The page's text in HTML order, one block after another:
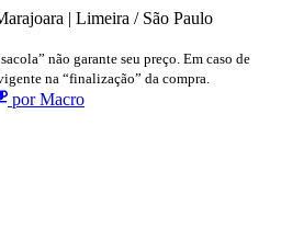
| Limeira / São Paulo
não garante seu preço. Em caso de
na “finalização” da compra.
por Macro